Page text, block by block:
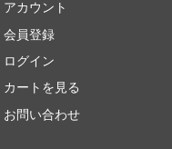
アカウント
会員登録
ログイン
カートを見る
お問い合わせ